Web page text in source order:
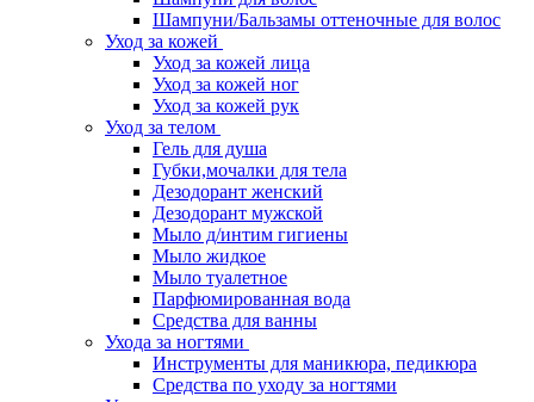
Шампуни/Бальзамы оттеночные для волос
Уход за кожей
Уход за кожей лица
Уход за кожей ног
Уход за кожей рук
Уход за телом
Гель для душа
Губки,мочалки для тела
Дезодорант женский
Дезодорант мужской
Мыло д/интим гигиены
Мыло жидкое
Мыло туалетное
Парфюмированная вода
Средства для ванны
Ухода за ногтями
Инструменты для маникюра, педикюра
Средства по уходу за ногтями